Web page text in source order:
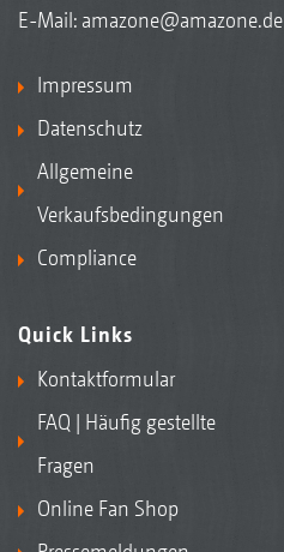
E-Mail: amazone@amazone.de
Impressum
Datenschutz
Allgemeine
Verkaufsbedingungen
Compliance
Quick Links
Kontaktformular
FAQ | Häufig gestellte
Fragen
Online Fan Shop